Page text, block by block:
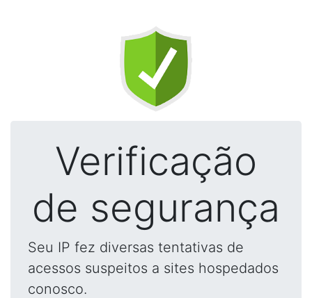
Verificação
de segurança
Seu IP fez diversas tentativas de
acessos suspeitos a sites hospedados
conosco.